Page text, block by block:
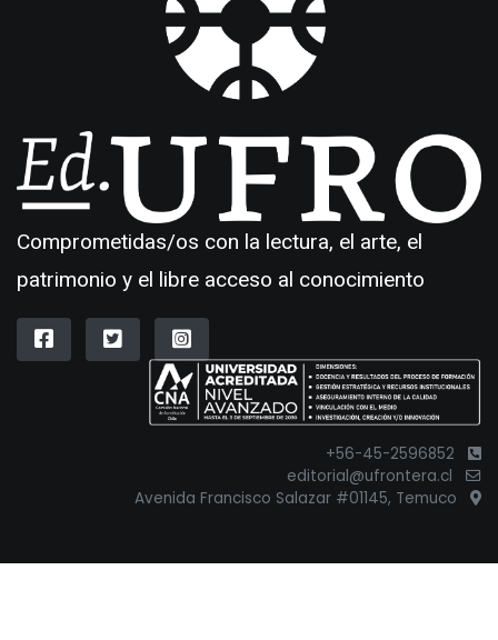
Comprometidas/os con la lectura, el arte, el
patrimonio y el libre acceso al conocimiento
+56-45-2596852
editorial@ufrontera.cl
Avenida Francisco Salazar #01145, Temuco